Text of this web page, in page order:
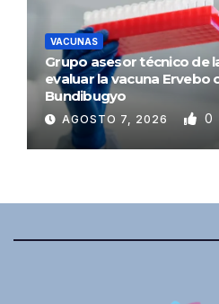
VACUNAS
Grupo asesor técnico de
evaluar la vacuna Ervebo
Bundibugyo
AGOSTO 7, 2026 0